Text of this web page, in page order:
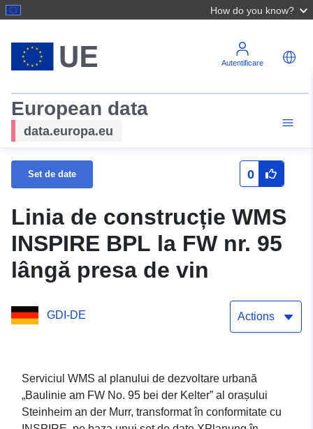
How do you know?
Autentificare
European data
data.europa.eu
Set de date 0
Linia de construcție WMS
INSPIRE BPL la FW nr. 95
lângă presa de vin
GDI-DE Actions
Serviciul WMS al planului de dezvoltare urbană
„Baulinie am FW No. 95 bei der Kelter” al orașului
Steinheim an der Murr, transformat în conformitate cu